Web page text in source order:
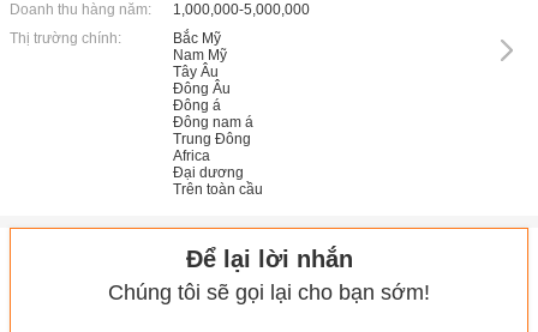
Doanh thu hàng năm:
1,000,000-5,000,000
Thị trường chính:
Bắc Mỹ
Nam Mỹ
Tây Âu
Đông Âu
Đông á
Đông nam á
Trung Đông
Africa
Đại dương
Trên toàn cầu
Để lại lời nhắn
Chúng tôi sẽ gọi lại cho bạn sớm!